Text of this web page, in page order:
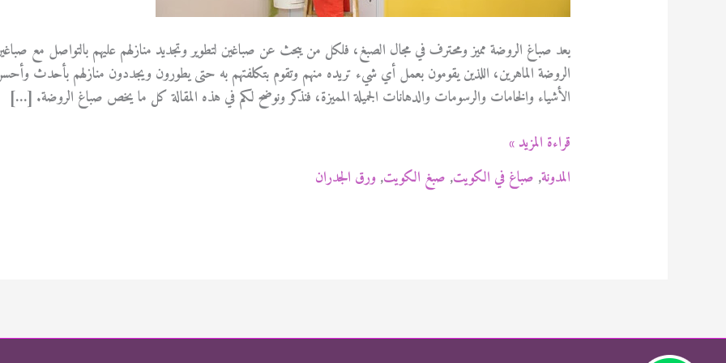
يعد صباغ الروضة مميز ومحترف في مجال الصبغ، فلكل من يبحث عن صباغين لتطوير وتجديد منازلهم عليهم بالتواصل مع
الروضة الماهرين، اللذين يقومون بعمل أي شيء تريده منهم وتقوم بتكلفتهم به حتى يطورون ويجددون منازلهم بأحدث
الأشياء والخامات والرسومات والدهانات الجميلة المميزة، فنذكر ونوضح لكم في هذه المقالة كل ما يخص صباغ الروضة. […]
صباغ
الروضة
94471713
قراءة المزيد »
المدونة, صباغ في الكويت, صبغ الكويت,ورق الجدران